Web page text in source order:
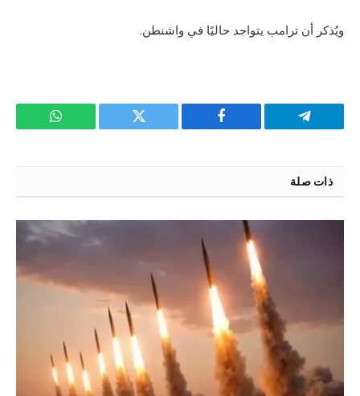
ويُذكر أن ترامب يتواجد حاليًا في واشنطن.
تيلقرام فيسبوك تويتر واتساب
ذات صلة